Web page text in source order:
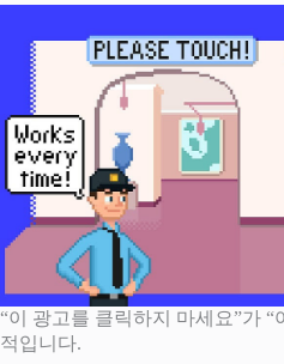
“이 광고를 클릭하지 마세요”가
적입니다.